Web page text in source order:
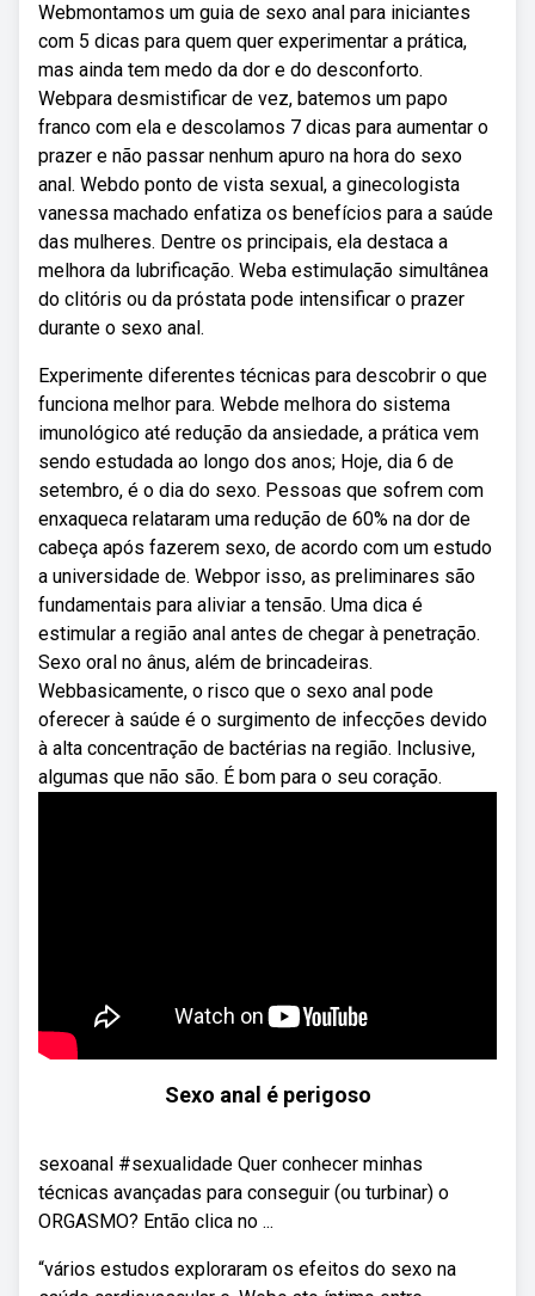
Webmontamos um guia de sexo anal para iniciantes
com 5 dicas para quem quer experimentar a prática,
mas ainda tem medo da dor e do desconforto.
Webpara desmistificar de vez, batemos um papo
franco com ela e descolamos 7 dicas para aumentar o
prazer e não passar nenhum apuro na hora do sexo
anal. Webdo ponto de vista sexual, a ginecologista
vanessa machado enfatiza os benefícios para a saúde
das mulheres. Dentre os principais, ela destaca a
melhora da lubrificação. Weba estimulação simultânea
do clitóris ou da próstata pode intensificar o prazer
durante o sexo anal.
Experimente diferentes técnicas para descobrir o que
funciona melhor para. Webde melhora do sistema
imunológico até redução da ansiedade, a prática vem
sendo estudada ao longo dos anos; Hoje, dia 6 de
setembro, é o dia do sexo. Pessoas que sofrem com
enxaqueca relataram uma redução de 60% na dor de
cabeça após fazerem sexo, de acordo com um estudo
a universidade de. Webpor isso, as preliminares são
fundamentais para aliviar a tensão. Uma dica é
estimular a região anal antes de chegar à penetração.
Sexo oral no ânus, além de brincadeiras.
Webbasicamente, o risco que o sexo anal pode
oferecer à saúde é o surgimento de infecções devido
à alta concentração de bactérias na região. Inclusive,
algumas que não são. É bom para o seu coração.
Sexo anal é perigoso
sexoanal #sexualidade Quer conhecer minhas
técnicas avançadas para conseguir (ou turbinar) o
ORGASMO? Então clica no ...
“vários estudos exploraram os efeitos do sexo na